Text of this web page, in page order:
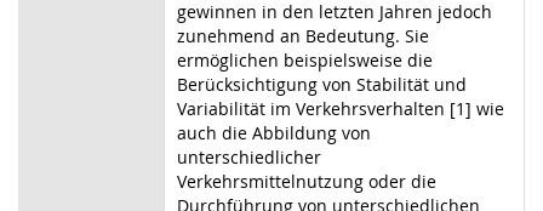
gewinnen in den letzten Jahren jedoch
zunehmend an Bedeutung. Sie
ermöglichen beispielsweise die
Berücksichtigung von Stabilität und
Variabilität im Verkehrsverhalten [1] wie
auch die Abbildung von
unterschiedlicher
Verkehrsmittelnutzung oder die
Durchführung von unterschiedlichen